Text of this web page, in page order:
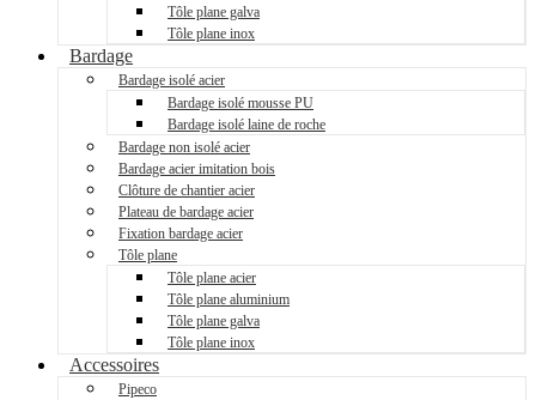
Tôle plane galva
Tôle plane inox
Bardage
Bardage isolé acier
Bardage isolé mousse PU
Bardage isolé laine de roche
Bardage non isolé acier
Bardage acier imitation bois
Clôture de chantier acier
Plateau de bardage acier
Fixation bardage acier
Tôle plane
Tôle plane acier
Tôle plane aluminium
Tôle plane galva
Tôle plane inox
Accessoires
Pipeco